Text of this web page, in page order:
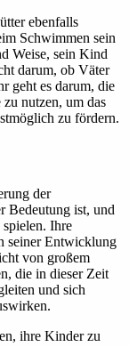
ebenfalls
Schwimmen sein
Weise, sein Kind
darum, ob Väter
geht es darum, die
nutzen, um das
zu fördern.
der
Bedeutung ist, und
Ihre
seiner Entwicklung
von großem
die in dieser Zeit
und sich
ihre Kinder zu